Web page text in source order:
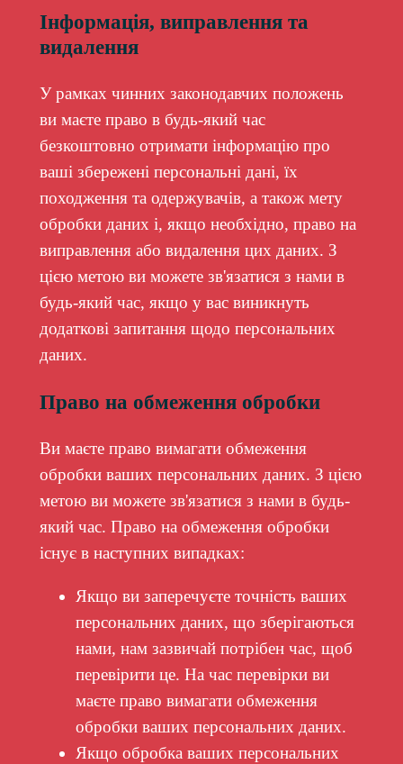
Інформація, виправлення та
видалення
У рамках чинних законодавчих положень
ви маєте право в будь-який час
безкоштовно отримати інформацію про
ваші збережені персональні дані, їх
походження та одержувачів, а також мету
обробки даних і, якщо необхідно, право на
виправлення або видалення цих даних. З
цією метою ви можете зв'язатися з нами в
будь-який час, якщо у вас виникнуть
додаткові запитання щодо персональних
даних.
Право на обмеження обробки
Ви маєте право вимагати обмеження
обробки ваших персональних даних. З цією
метою ви можете зв'язатися з нами в будь-
який час. Право на обмеження обробки
існує в наступних випадках:
Якщо ви заперечуєте точність ваших
персональних даних, що зберігаються
нами, нам зазвичай потрібен час, щоб
перевірити це. На час перевірки ви
маєте право вимагати обмеження
обробки ваших персональних даних.
Якщо обробка ваших персональних